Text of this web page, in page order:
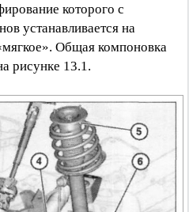
которого с
устанавливается на
Общая компоновка
рисунке 13.1.